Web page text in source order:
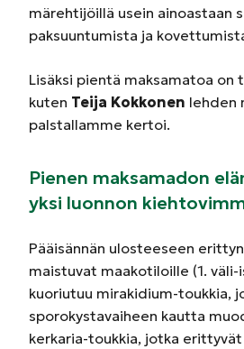
märehtijöillä usein ainoastaan
paksuuntumista ja
Lisäksi pientä maksamatoa on
kuten Teija Kokkonen lehden
palstallamme kertoi.
Pienen maksamadon
yksi luonnon
Pääisännän ulosteeseen
maistuvat maakotiloille (1. väli-
kuoriutuu mirakidium-toukkia,
sporokystavaiheen kautta
kerkaria-toukkia, jotka